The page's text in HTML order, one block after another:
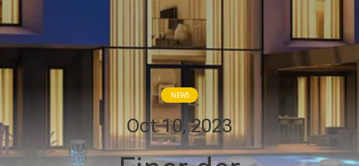
ÜBER
UNS
FABRIK-
TOUR
NEWS
Oct 10, 2023